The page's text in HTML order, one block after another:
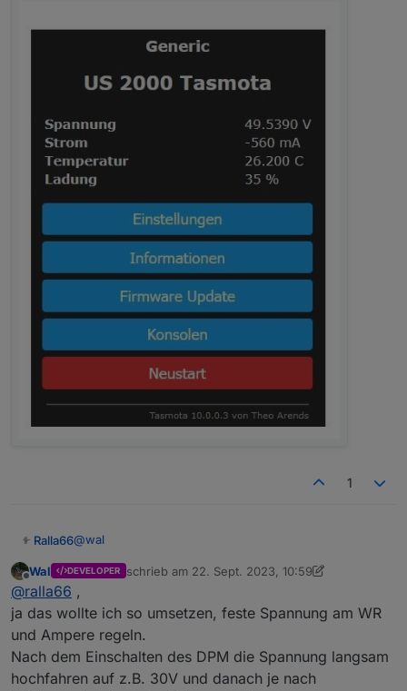
1
Ralla66@wal
bestelle schon mal Esp32 falls das zu wenig ist.
1366 Zeichen sind übrig.
Im Script fehlt ja nur noch Wert Bezug extrahieren und
die Berechnung.
Denke wird bsp. -> 150 Watt Bezug : Volt Festwert 29
Volt = A <-
Der Pylontech hat immer zwischen 47 und 52 Volt .
Schaue heute abend mal die Livedaten ab 19:00 Uhr.
erster Eindruck, Hoymiles DC eine Seite,
Offline
Wal DEVELOPER schrieb am 22. Sept. 2023, 10:59
zuletzt editiert von Wal
@ralla66 ,
ja das wollte ich so umsetzen, feste Spannung am WR
und Ampere regeln.
Nach dem Einschalten des DPM die Spannung langsam
hochfahren auf z.B. 30V und danach je nach